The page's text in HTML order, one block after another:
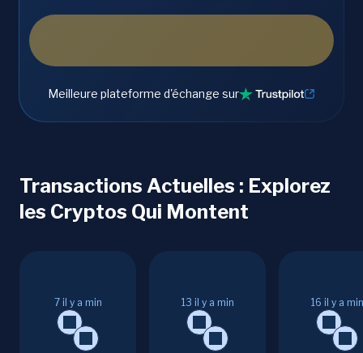
Meilleure plateforme d'échange sur
Transactions Actuelles : Explorez
les Cryptos Qui Montent
7 il y a min 13 il y a min 16 il y a min